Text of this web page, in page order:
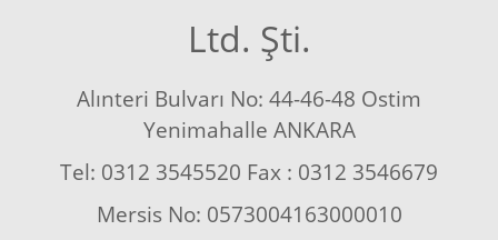
Ltd. Şti.
Alınteri Bulvarı No: 44-46-48 Ostim
Yenimahalle ANKARA
Tel: 0312 3545520 Fax : 0312 3546679
Mersis No: 0573004163000010